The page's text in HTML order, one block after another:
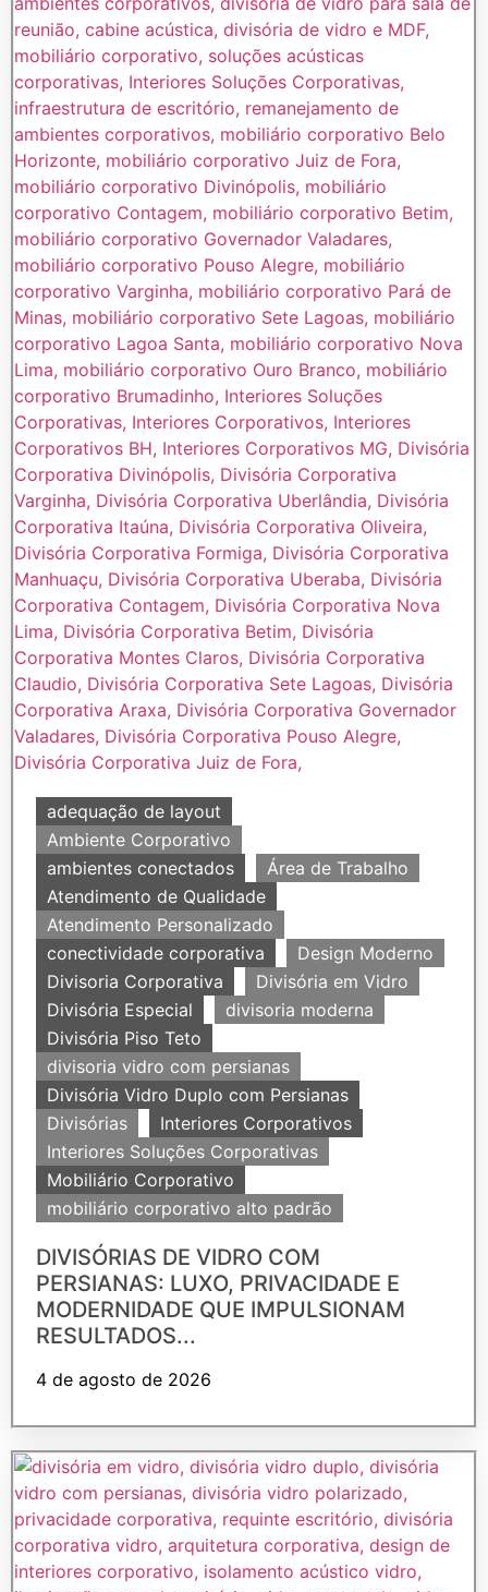
adequação de layout
Ambiente Corporativo
ambientes conectados
Área de Trabalho
Atendimento de Qualidade
Atendimento Personalizado
conectividade corporativa
Design Moderno
Divisoria Corporativa
Divisória em Vidro
Divisória Especial
divisoria moderna
Divisória Piso Teto
divisoria vidro com persianas
Divisória Vidro Duplo com Persianas
Divisórias
Interiores Corporativos
Interiores Soluções Corporativas
Mobiliário Corporativo
mobiliário corporativo alto padrão
DIVISÓRIAS DE VIDRO COM
PERSIANAS: LUXO, PRIVACIDADE E
MODERNIDADE QUE IMPULSIONAM
RESULTADOS...
4 de agosto de 2026